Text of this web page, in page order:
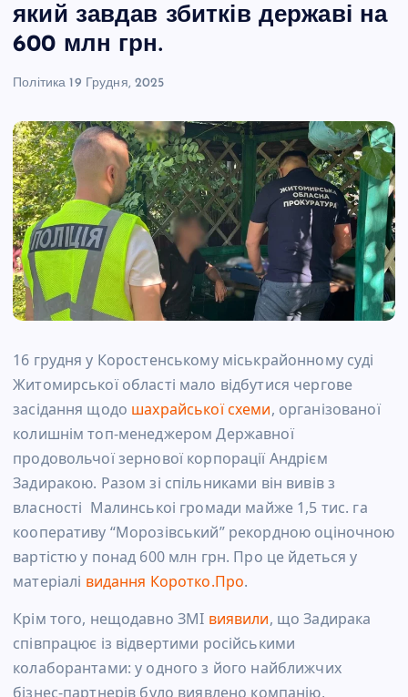
який завдав збитків державі на
600 млн грн.
Політика 19 Грудня, 2025
16 грудня у Коростенському міськрайонному суді
Житомирської області мало відбутися чергове
засідання щодо шахрайської схеми, організованої
колишнім топ-менеджером Державної
продовольчої зернової корпорації Андрієм
Задиракою. Разом зі спільниками він вивів з
власності Малинськоі громади майже 1,5 тис. га
кооперативу “Морозівський” рекордною оціночною
вартістю у понад 600 млн грн. Про це йдеться у
матеріалі видання Коротко.Про.
Крім того, нещодавно ЗМІ виявили, що Задирака
співпрацює із відвертими російськими
колаборантами: у одного з його найближчих
бізнес-партнерів було виявлено компанію,